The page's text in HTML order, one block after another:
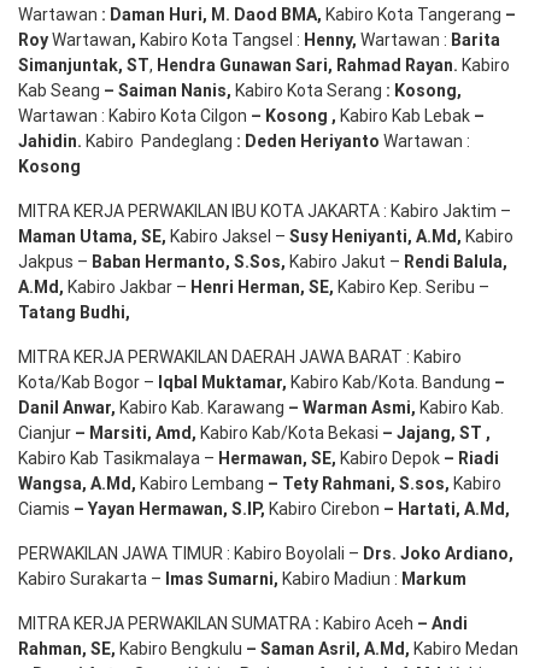
Wartawan : Daman Huri, M. Daod BMA, Kabiro Kota Tangerang –
RoyWartawan, Kabiro Kota Tangsel : Henny, Wartawan : Barita
Simanjuntak, ST, Hendra Gunawan Sari, Rahmad Rayan. Kabiro
Kab Seang – Saiman Nanis, Kabiro Kota Serang : Kosong,
Wartawan : Kabiro Kota Cilgon – Kosong , Kabiro Kab Lebak –
Jahidin. Kabiro Pandeglang : Deden Heriyanto Wartawan :
Kosong
MITRA KERJA PERWAKILAN IBU KOTA JAKARTA : Kabiro Jaktim –
Maman Utama, SE, Kabiro Jaksel – Susy Heniyanti, A.Md , Kabiro
Jakpus – Baban Hermanto, S.Sos, Kabiro Jakut – Rendi Balula,
A.Md , Kabiro Jakbar – Henri Herman, SE, Kabiro Kep. Seribu –
Tatang Budhi,
MITRA KERJA PERWAKILAN DAERAH JAWA BARAT : Kabiro
Kota/Kab Bogor – Iqbal Muktamar, Kabiro Kab/Kota. Bandung –
Danil Anwar, Kabiro Kab. Karawang – Warman Asmi, Kabiro Kab.
Cianjur – Marsiti, Amd , Kabiro Kab/Kota Bekasi – Jajang, ST ,
Kabiro Kab Tasikmalaya – Hermawan, SE, Kabiro Depok – Riadi
Wangsa, A.Md , Kabiro Lembang – Tety Rahmani, S.sos, Kabiro
Ciamis – Yayan Hermawan, S.IP, Kabiro Cirebon – Hartati, A.Md ,
PERWAKILAN JAWA TIMUR : Kabiro Boyolali – Drs. Joko Ardiano,
Kabiro Surakarta – Imas Sumarni, Kabiro Madiun : Markum
MITRA KERJA PERWAKILAN SUMATRA : Kabiro Aceh – Andi
Rahman, SE, Kabiro Bengkulu – Saman Asril , A.Md , Kabiro Medan